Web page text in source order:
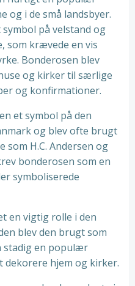
og i de små landsbyer.
på velstand og
som krævede en vis
Bonderosen blev
og kirker til særlige
og konfirmationer.
et symbol på den
og blev ofte brugt
H.C. Andersen og
bonderosen som en
symboliserede
en vigtig rolle i den
blev den brugt som
stadig en populær
dekorere hjem og kirker.